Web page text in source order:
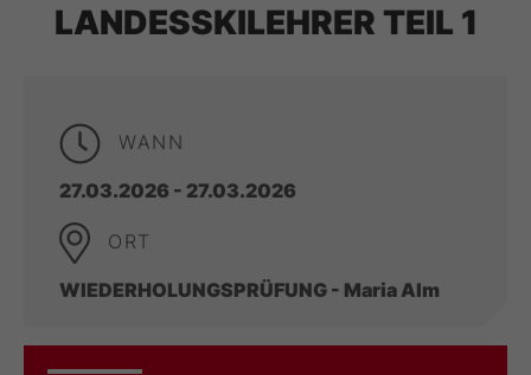
LANDESSKILEHRER TEIL 1
WANN
27.03.2026 - 27.03.2026
ORT
WIEDERHOLUNGSPRÜFUNG - Maria Alm